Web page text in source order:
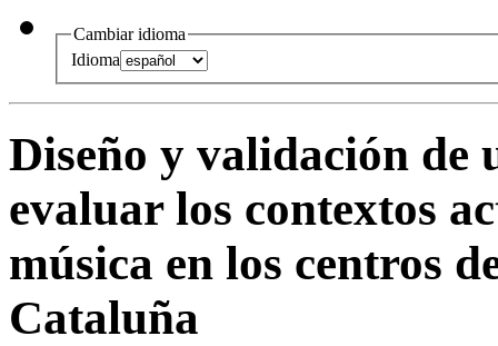
Cambiar idioma
Idioma
Diseño y validación de
evaluar los contextos
música en los centros
Cataluña